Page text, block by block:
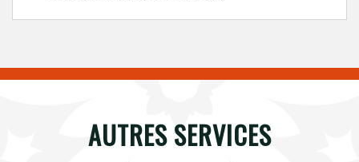
AUTRES SERVICES